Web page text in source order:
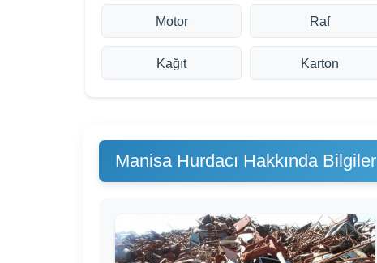
Motor Raf
Kağıt Karton
Manisa Hurdacı Hakkında Bilgiler